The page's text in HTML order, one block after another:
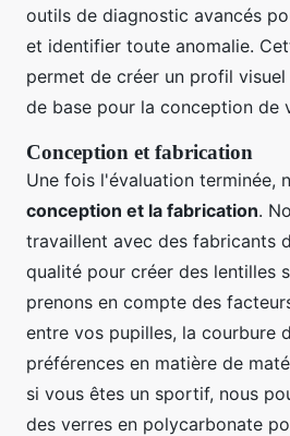
outils de diagnostic avancés
et identifier toute anomalie.
permet de créer un profil
de base pour la conception de
Conception et fabrication
Une fois l'évaluation terminée,
conception et la fabrication.
travaillent avec des fabricants
qualité pour créer des lentilles
prenons en compte des
entre vos pupilles, la courbure
préférences en matière de
si vous êtes un sportif, nous
des verres en polycarbonate